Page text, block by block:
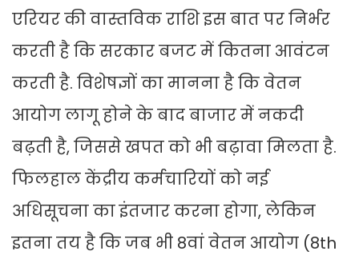
एरियर की वास्तविक राशि इस बात पर निर्भर
करती है कि सरकार बजट में कितना आवंटन
करती है. विशेषज्ञों का मानना है कि वेतन
आयोग लागू होने के बाद बाजार में नकदी
बढ़ती है, जिससे खपत को भी बढ़ावा मिलता है.
फिलहाल केंद्रीय कर्मचारियों को नई
अधिसूचना का इंतजार करना होगा, लेकिन
इतना तय है कि जब भी 8वां वेतन आयोग (8th